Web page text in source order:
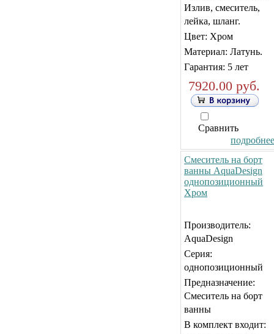
Излив, смеситель,
лейка, шланг.
Цвет: Хром
Материал: Латунь.
Гарантия: 5 лет
7920.00 руб.
Сравнить
Смеситель на борт
ванны AquaDesign
однопозиционный
Хром
Производитель:
AquaDesign
Серия:
однопозиционный
Предназначение:
Смеситель на борт
ванны
В комплект входит: